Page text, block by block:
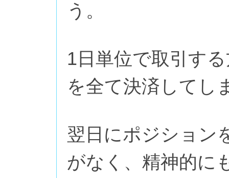
う。
1日単位で取引す
を全て決済してし
翌日にポジション
がなく、精神的に